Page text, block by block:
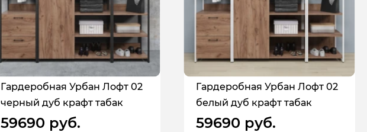
Гардеробная Урбан Лофт 02
черный дуб крафт табак
59690 руб.
Гардеробная Урбан Лофт 02
белый дуб крафт табак
59690 руб.